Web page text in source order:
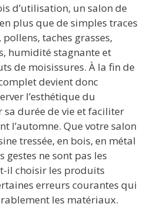
d
di
t
m
bl
r
k
e
dI
n
at
s
A
p
p
ta
g
er
d’utilisation, un salon de
plus que de simples traces
taches grasses,
humidité stagnante et
de moisissures. À la fin de
devient donc
l’esthétique du
durée de vie et faciliter
l’automne. Que votre salon
tressée, en bois, en métal
gestes ne sont pas les
il choisir les produits
erreurs courantes qui
les matériaux.